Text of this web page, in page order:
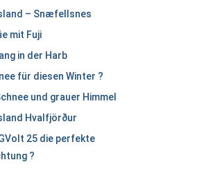
– Snæfellsnes
mit Fuji
in der Harb
für diesen Winter ?
und grauer Himmel
Hvalfjörður
25 die perfekte
?